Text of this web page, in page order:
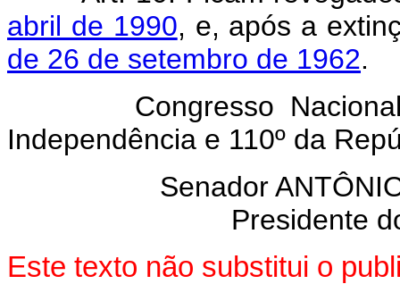
abril de 1990, e, após a
de 26 de setembro de 1962.
Congresso Nacional,
Independência e 110º da
Senador
Presidente
Este texto não substitui o